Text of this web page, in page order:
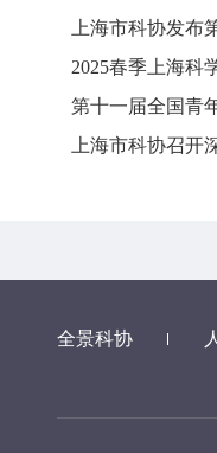
上海市科协发布
2025春季上海科
第十一届全国青
上海市科协召
全景科协